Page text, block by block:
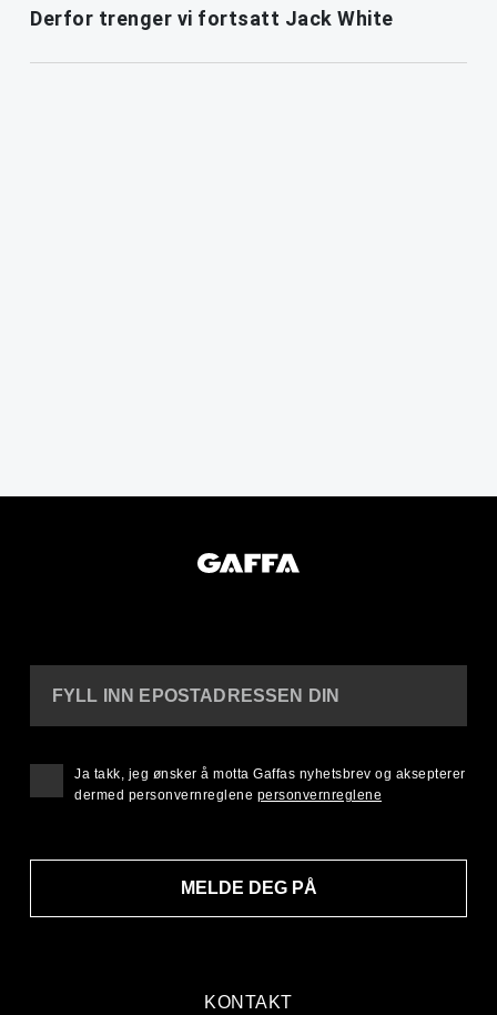
Derfor trenger vi fortsatt Jack White
KONTAKT
FYLL INN EPOSTADRESSEN DIN
MELDE DEG PÅ
Ja takk, jeg ønsker å motta Gaffas nyhetsbrev og aksepterer
dermed personvernreglene personvernreglene